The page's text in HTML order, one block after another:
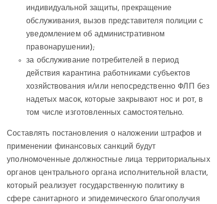
индивидуальной защиты, прекращение
обслуживания, вызов представителя полиции с
уведомлением об административном
правонарушении);
за обслуживание потребителей в период
действия карантина работниками субъектов
хозяйствования и/или непосредственно ФЛП без
надетых масок, которые закрывают нос и рот, в
том числе изготовленных самостоятельно.
Составлять постановления о наложении штрафов и
применении финансовых санкций будут
уполномоченные должностные лица территориальных
органов центрального органа исполнительной власти,
который реализует государственную политику в
сфере санитарного и эпидемического благополучия